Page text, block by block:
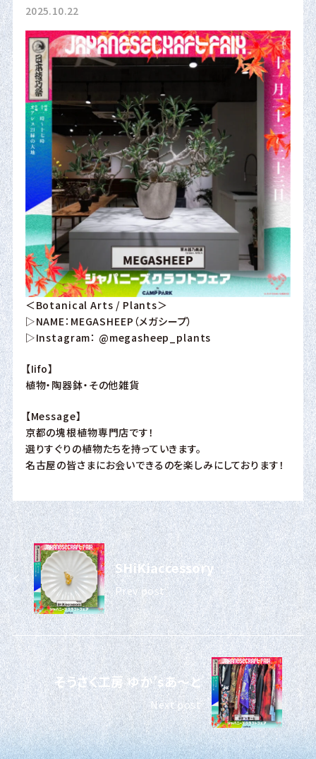
2025.10.22
＜Botanical Arts / Plants＞
▷NAME：MEGASHEEP（メガシープ）
▷Instagram： @megasheep_plants
【Iifo】
植物・陶器鉢・その他雑貨
【Message】
京都の塊根植物専門店です！
選りすぐりの植物たちを持っていきます。
名古屋の皆さまにお会いできるのを楽しみにしております！
SHiKiaccessory
Prev post
そうさく工房 ゆか’sあ～と
Next post